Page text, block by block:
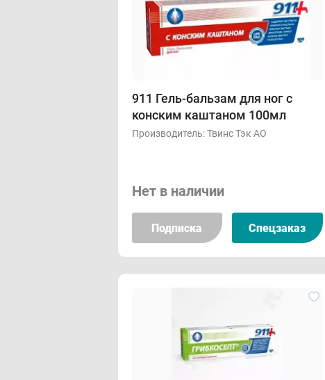
911 Гель-бальзам для ног с
конским каштаном 100мл
Производитель:Твинс Тэк АО
Нет в наличии
Подписка Спецзаказ